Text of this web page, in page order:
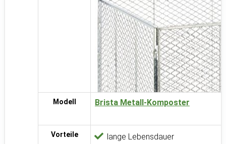
Modell Brista Metall-Komposter
Vorteile
lange Lebensdauer